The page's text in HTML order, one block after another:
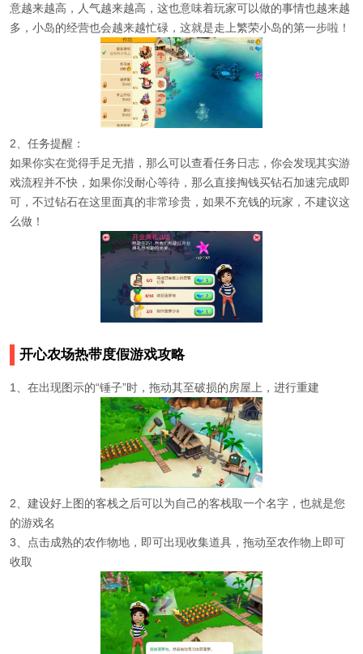
意越来越高，人气越来越高，这也意味着玩家可以做的事情也越来越
多，小岛的经营也会越来越忙碌，这就是走上繁荣小岛的第一步啦！
2、任务提醒：
如果你实在觉得手足无措，那么可以查看任务日志，你会发现其实游
戏流程并不快，如果你没耐心等待，那么直接掏钱买钻石加速完成即
可，不过钻石在这里面真的非常珍贵，如果不充钱的玩家，不建议这
么做！
开心农场热带度假游戏攻略
1、在出现图示的“锤子”时，拖动其至破损的房屋上，进行重建
2、建设好上图的客栈之后可以为自己的客栈取一个名字，也就是您
的游戏名
3、点击成熟的农作物地，即可出现收集道具，拖动至农作物上即可
收取